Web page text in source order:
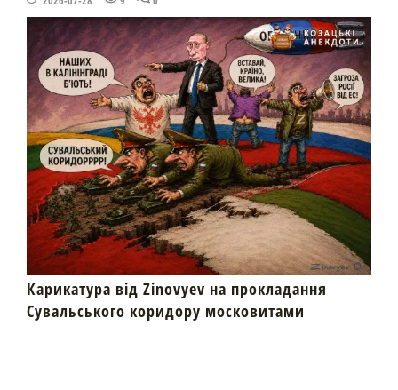
Карикатура від Zinovyev на прокладання
Сувальського коридору московитами